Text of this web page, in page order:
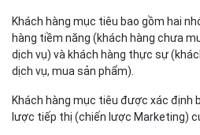
Khách hàng mục tiêu bao gồm hai
hàng tiềm năng (khách hàng chưa
dịch vụ) và khách hàng thực sự
dịch vụ, mua sản phẩm).
Khách hàng mục tiêu được xác định
lược tiếp thị (chiến lược Marketing)